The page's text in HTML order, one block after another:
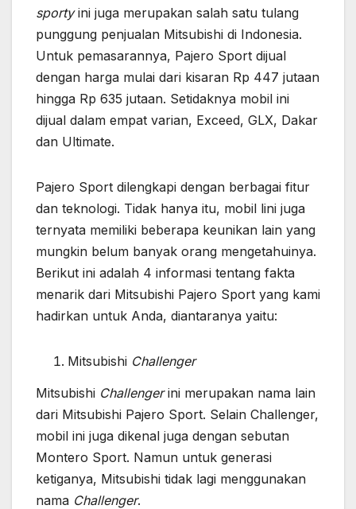
sportyini juga merupakan salah satu tulang
punggung penjualan Mitsubishi di Indonesia.
Untuk pemasarannya, Pajero Sport dijual
dengan harga mulai dari kisaran Rp 447 jutaan
hingga Rp 635 jutaan. Setidaknya mobil ini
dijual dalam empat varian, Exceed, GLX, Dakar
dan Ultimate.
Pajero Sport dilengkapi dengan berbagai fitur
dan teknologi. Tidak hanya itu, mobil lini juga
ternyata memiliki beberapa keunikan lain yang
mungkin belum banyak orang mengetahuinya.
Berikut ini adalah 4 informasi tentang fakta
menarik dari Mitsubishi Pajero Sport yang kami
hadirkan untuk Anda, diantaranya yaitu:
Mitsubishi Challenger
Mitsubishi Challengerini merupakan nama lain
dari Mitsubishi Pajero Sport. Selain Challenger,
mobil ini juga dikenal juga dengan sebutan
Montero Sport. Namun untuk generasi
ketiganya, Mitsubishi tidak lagi menggunakan
nama Challenger.